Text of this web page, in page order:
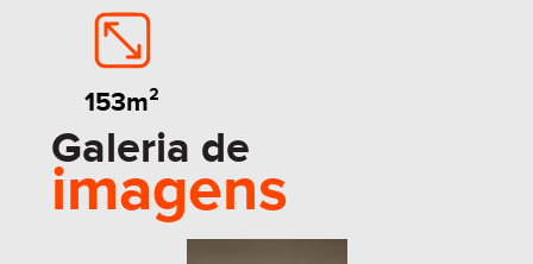
153m²
Galeria de
imagens